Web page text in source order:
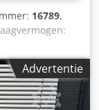
16789,
overig,
24 V,
98133436
Advertentie